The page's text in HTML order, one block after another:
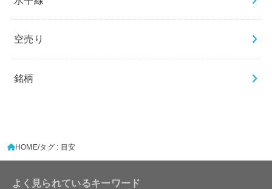
空売り
銘柄
HOME タグ : 目安
よく見られているキーワード